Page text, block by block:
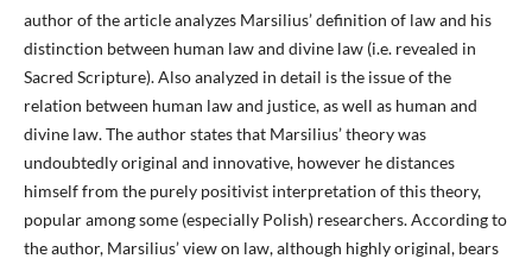
author of the article analyzes Marsilius’ definition of law and his
distinction between human law and divine law (i.e. revealed in
Sacred Scripture). Also analyzed in detail is the issue of the
relation between human law and justice, as well as human and
divine law. The author states that Marsilius’ theory was
undoubtedly original and innovative, however he distances
himself from the purely positivist interpretation of this theory,
popular among some (especially Polish) researchers. According to
the author, Marsilius’ view on law, although highly original, bears